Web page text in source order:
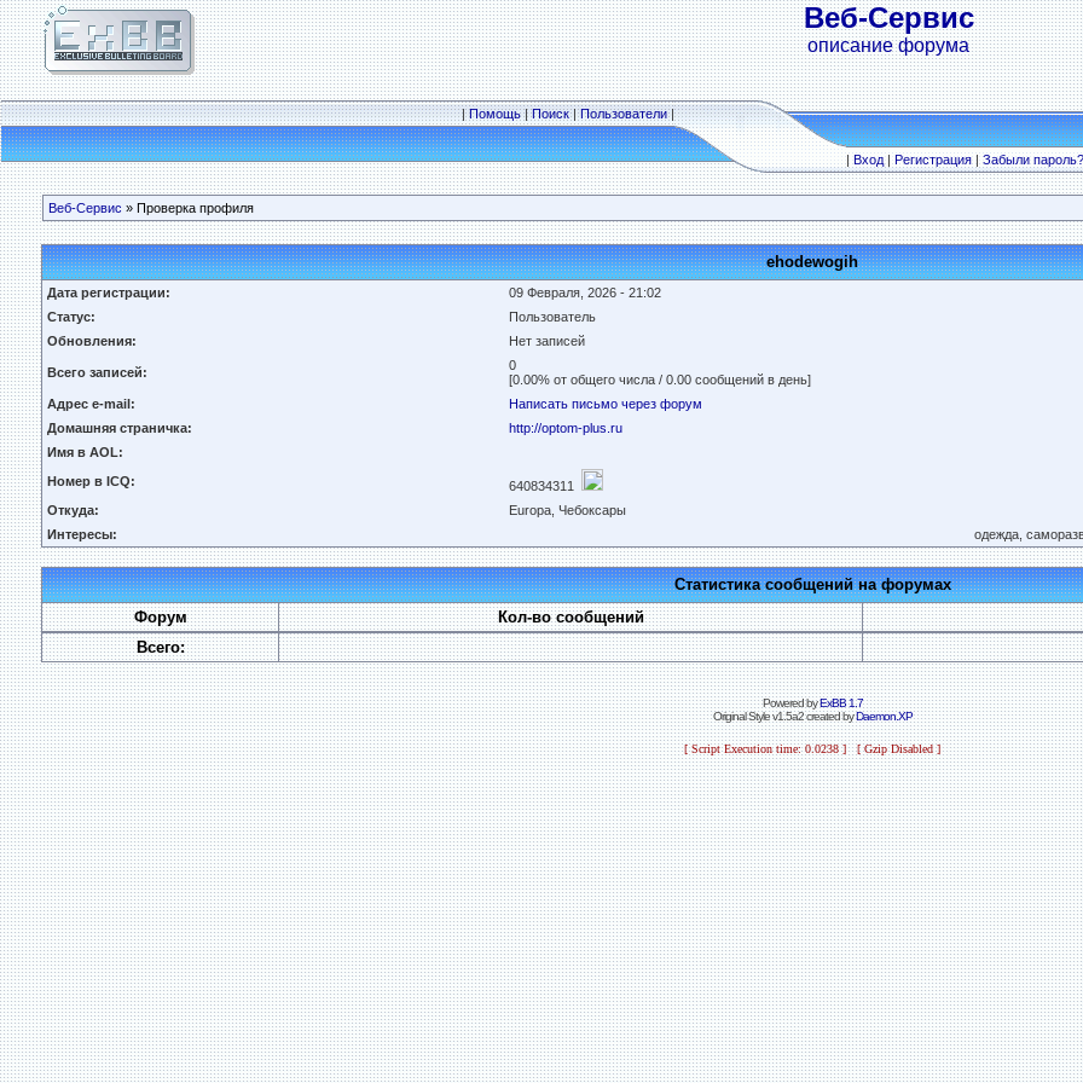
Веб-Сервис
описание форума
|Помощь|Поиск|Пользователи|
|Вход|Регистрация|Забыли пароль?
Веб-Сервис » Проверка профиля
ehodewogih
Дата регистрации:
09 Февраля, 2026 - 21:02
Статус:
Пользователь
Обновления:
Нет записей
Всего записей:
0
[0.00% от общего числа / 0.00 сообщений в день]
Адрес e-mail:
Написать письмо через форум
Домашняя страничка:
http://optom-plus.ru
Имя в AOL:
Номер в ICQ:
640834311
Откуда:
Europa, Чебоксары
Интересы:
одежда,
Статистика сообщений на форумах
Форум
Кол-во сообщений
Всего:
Powered byExBB 1.7
Original Style v1.5a2 created byDaemon.XP
[ Script Execution time: 0.0238 ] [ Gzip Disabled ]